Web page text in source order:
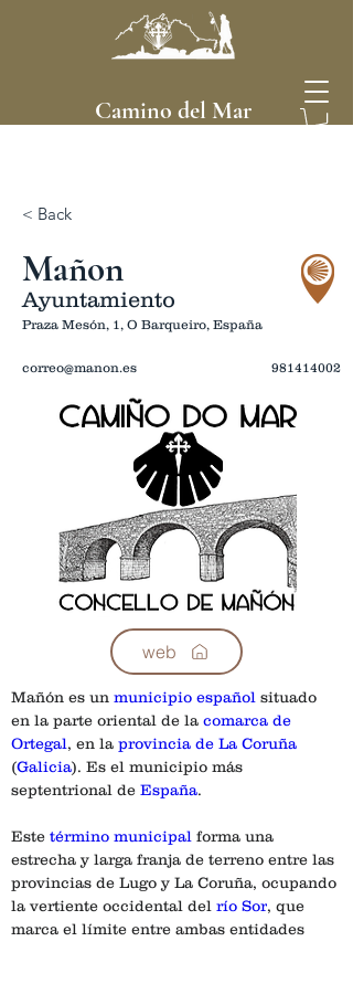
Camino del Mar
< Back
Mañon
Ayuntamiento
Praza Mesón, 1, O Barqueiro, España
correo@manon.es 981414002
web
Mañón es un municipio español situado
en la parte oriental de la comarca de
Ortegal, en la provincia de La Coruña
(Galicia). Es el municipio más
septentrional de España.
Este término municipal forma una
estrecha y larga franja de terreno entre las
provincias de Lugo y La Coruña, ocupando
la vertiente occidental del río Sor, que
marca el límite entre ambas entidades